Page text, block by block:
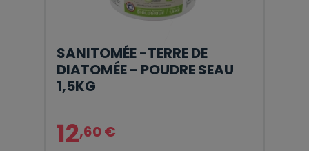
SANITOMÉE -TERRE DE
DIATOMÉE - POUDRE SEAU
1,5KG
12,60 €